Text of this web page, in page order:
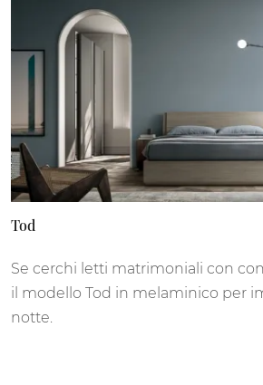
Tod
Se cerchi letti matrimoniali con
il modello Tod in melaminico per
notte.